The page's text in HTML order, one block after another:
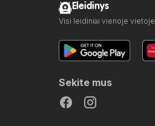
Eleidinys
Visi leidiniai vienoje vietoje
Sekite mus